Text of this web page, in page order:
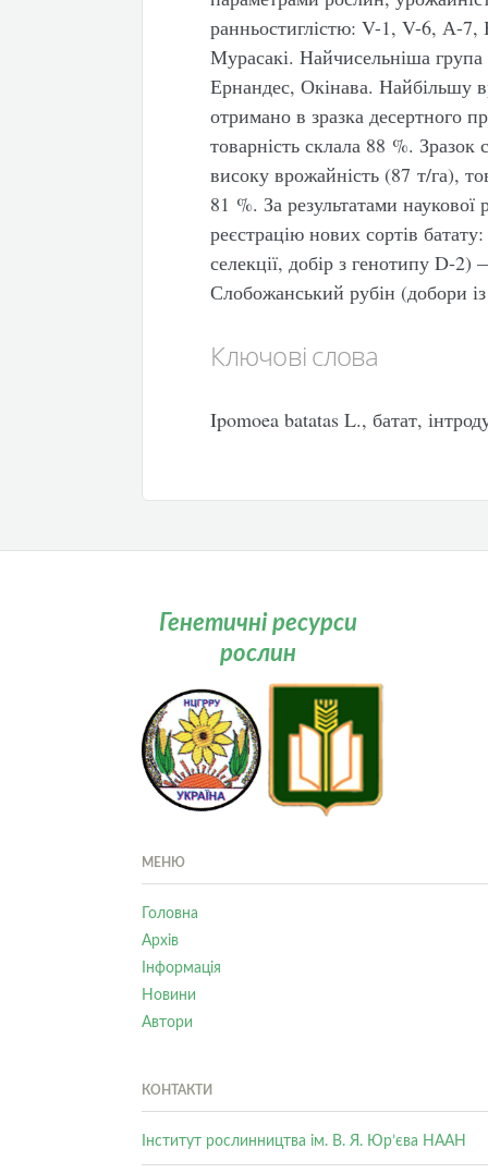
ранньостиглістю: V-1, V-6, А-7,
Мурасакі. Найчисельніша група
Ернандес, Окінава. Найбільшу
отримано в зразка десертного
товарність склала 88 %.
високу врожайність (87 т/га),
81 %. За результатами
реєстрацію нових сортів
селекції, добір з генотипу D-
Слобожанський рубін (добори
Ключові слова
Ipomoea batatas L., батат,
Генетичні ресурси
рослин
МЕНЮ
Головна
Архів
Інформація
Новини
Автори
КОНТАКТИ
Інститут рослинництва ім. В. Я. Юр’єва НААН